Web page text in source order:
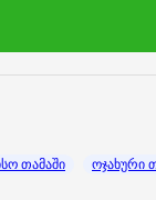
თამაში ოჯახური